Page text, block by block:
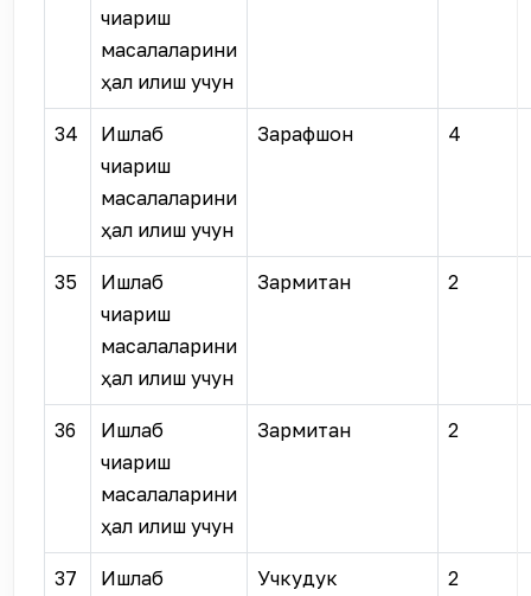
чиқариш
масалаларини
ҳал қилиш учун
34
Ишлаб
чиқариш
масалаларини
ҳал қилиш учун
Зарафшон 4
35
Ишлаб
чиқариш
масалаларини
ҳал қилиш учун
Зармитан 2
36
Ишлаб
чиқариш
масалаларини
ҳал қилиш учун
Зармитан 2
37
Ишлаб
Учкудук 2